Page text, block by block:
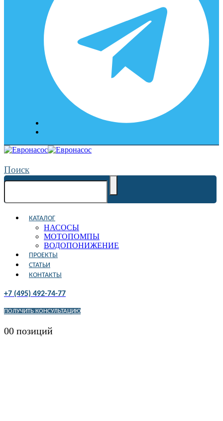
Поиск
КАТАЛОГ
НАСОСЫ
МОТОПОМПЫ
ВОДОПОНИЖЕНИЕ
ПРОЕКТЫ
СТАТЬИ
КОНТАКТЫ
+7 (495) 492-74-77
ПОЛУЧИТЬ КОНСУЛЬТАЦИЮ
00 позиций